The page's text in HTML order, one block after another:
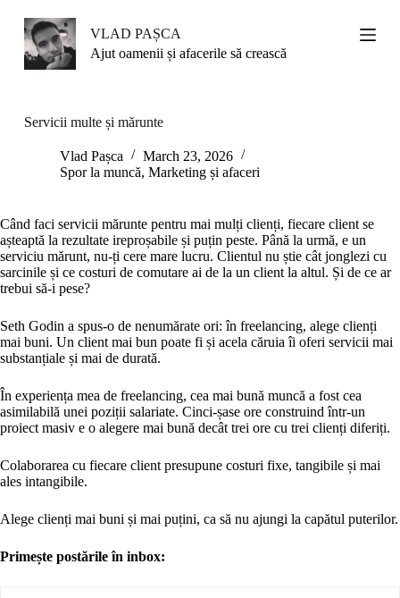
S
k
VLAD PAȘCA
Ajut oamenii și afacerile să crească
Servicii multe și mărunte
Vlad Pașca
March 23, 2026
Spor la muncă, Marketing și afaceri
Când faci servicii mărunte pentru mai mulți clienți, fiecare client se
așteaptă la rezultate ireproșabile și puțin peste. Până la urmă, e un
serviciu mărunt, nu-ți cere mare lucru. Clientul nu știe cât jonglezi cu
sarcinile și ce costuri de comutare ai de la un client la altul. Și de ce ar
trebui să-i pese?
Seth Godin a spus-o de nenumărate ori: în freelancing, alege clienți
mai buni. Un client mai bun poate fi și acela căruia îi oferi servicii mai
substanțiale și mai de durată.
În experiența mea de freelancing, cea mai bună muncă a fost cea
asimilabilă unei poziții salariate. Cinci-șase ore construind într-un
proiect masiv e o alegere mai bună decât trei ore cu trei clienți diferiți.
Colaborarea cu fiecare client presupune costuri fixe, tangibile și mai
ales intangibile.
Alege clienți mai buni și mai puțini, ca să nu ajungi la capătul puterilor.
Primește postările în inbox: